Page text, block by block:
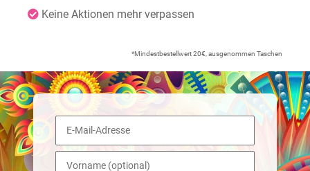
Keine Aktionen mehr verpassen
*Mindestbestellwert 20€, ausgenommen Taschen